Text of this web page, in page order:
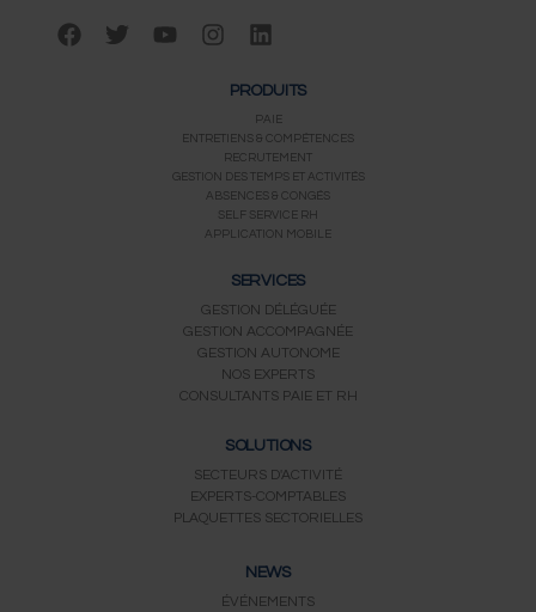
F
a
T
w
Y
o
e
I
n
g
r
a
m
L
i
k
e
d
i
n
PRODUITS
PAIE
ENTRETIENS & COMPÉTENCES
RECRUTEMENT
GESTION DES TEMPS ET ACTIVITÉS
ABSENCES & CONGÉS
SELF SERVICE RH
APPLICATION MOBILE
SERVICES
GESTION DÉLÉGUÉE
GESTION ACCOMPAGNÉE
GESTION AUTONOME
NOS EXPERTS
CONSULTANTS PAIE ET RH
SOLUTIONS
SECTEURS D'ACTIVITÉ
EXPERTS-COMPTABLES
PLAQUETTES SECTORIELLES
NEWS
ÉVÉNEMENTS